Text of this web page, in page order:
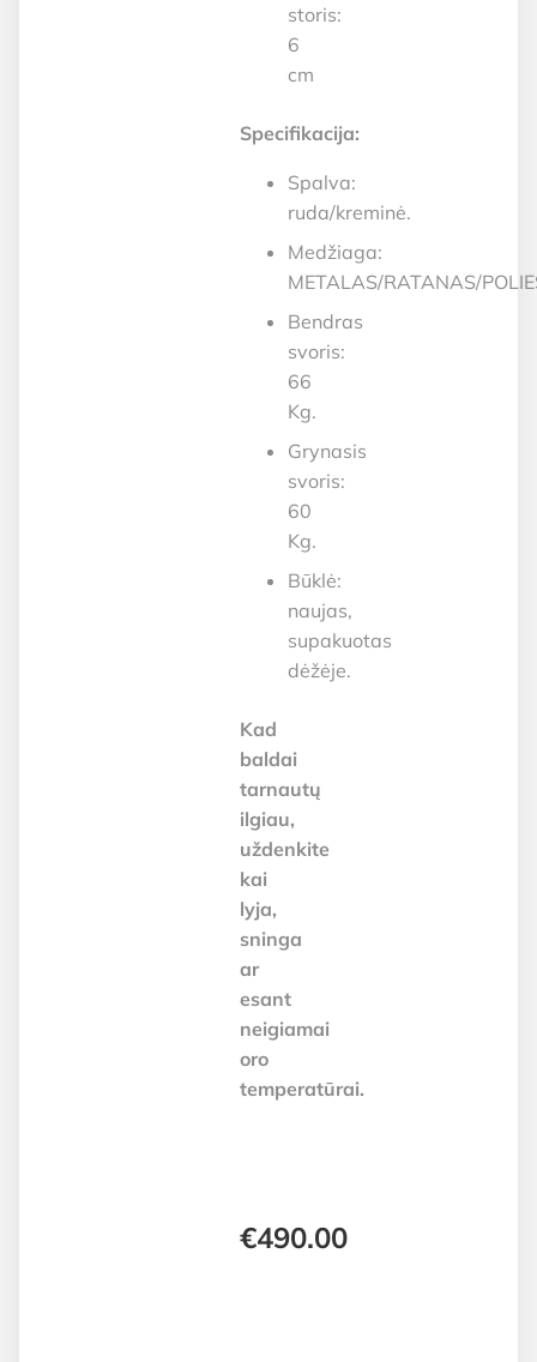
storis:
6
cm
Specifikacija:
Spalva:
ruda/kreminė.
Medžiaga:
METALAS/RATANAS/
Bendras
svoris:
66
Kg.
Grynasis
svoris:
60
Kg.
Būklė:
naujas,
supakuotas
dėžėje.
Kad
baldai
tarnautų
ilgiau,
uždenkite
kai
lyja,
sninga
ar
esant
neigiamai
oro
temperatūrai.
€490.00